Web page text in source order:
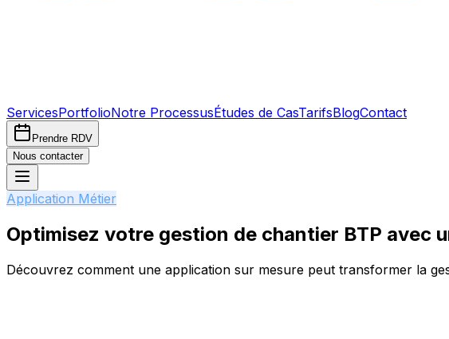
ServicesPortfolioNotre ProcessusÉtudes de CasTarifsBlogContact
Prendre RDV
Nous contacter
Application Métier
Optimisez votre gestion de chantier BTP avec
Découvrez comment une application sur mesure peut transformer la